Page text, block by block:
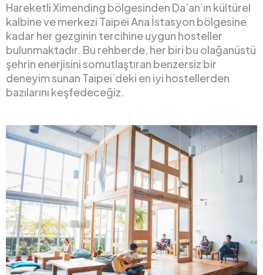
Hareketli Ximending bölgesinden Da’an’ın kültürel
kalbine ve merkezi Taipei Ana İstasyon bölgesine
kadar her gezginin tercihine uygun hosteller
bulunmaktadır. Bu rehberde, her biri bu olağanüstü
şehrin enerjisini somutlaştıran benzersiz bir
deneyim sunan Taipei’deki en iyi hostellerden
bazılarını keşfedeceğiz.